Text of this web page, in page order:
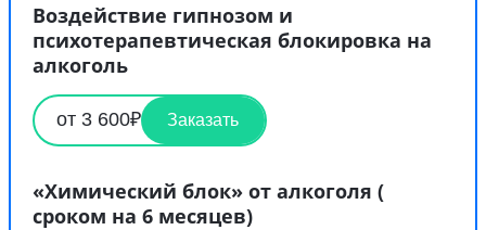
Воздействие гипнозом и
психотерапевтическая блокировка на
алкоголь
от 3 600₽ Заказать
«Химический блок» от алкоголя (
сроком на 6 месяцев)